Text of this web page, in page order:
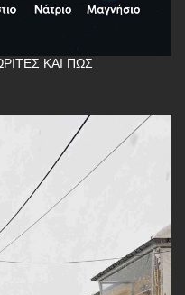
ΚΑΙ ΠΏΣ